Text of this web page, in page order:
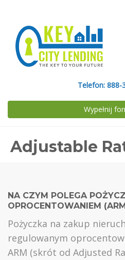
Telefon: 888-
Wypełnij
Adjustable
NA CZYM POLEGA
OPROCENTOWANIEM
Pożyczka na zakup
regulowanym
ARM (skrót od Adjusted